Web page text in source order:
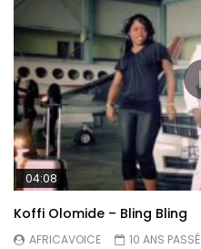
04:08
Koffi Olomide – Bling Bling
AFRICAVOICE
10 ANS PASSÉ